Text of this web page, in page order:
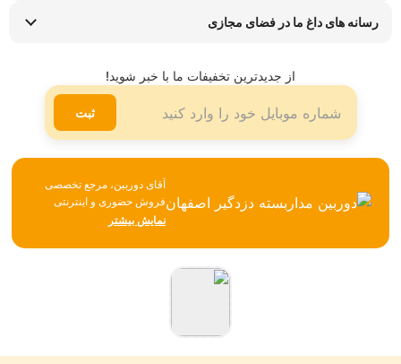
فروشگاه های حضوری
ضمانت هفت روزه وی تم
رسانه های داغ ما در فضای مجازی
لینکدین
از جدیدترین تخفیفات ما با خبر شوید!
ثبت
آقای دوربین، مرجع تخصصی
فروش حضوری و اینترنتی
تجهیزات نظارتی، امنیتی و
تکیه بر تجربه، مشاوره
قیمت مناسب عرضه می‌شوند
نمایش بیشتر